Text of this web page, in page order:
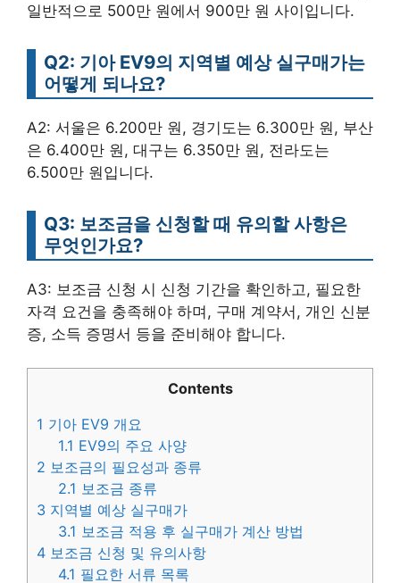
일반적으로 500만 원에서 900만 원 사이입니다.
Q2: 기아 EV9의 지역별 예상 실구매가는
어떻게 되나요?
A2: 서울은 6.200만 원, 경기도는 6.300만 원, 부산
은 6.400만 원, 대구는 6.350만 원, 전라도는
6.500만 원입니다.
Q3: 보조금을 신청할 때 유의할 사항은
무엇인가요?
A3: 보조금 신청 시 신청 기간을 확인하고, 필요한
자격 요건을 충족해야 하며, 구매 계약서, 개인 신분
증, 소득 증명서 등을 준비해야 합니다.
Contents
1 기아 EV9 개요
1.1 EV9의 주요 사양
2 보조금의 필요성과 종류
2.1 보조금 종류
3 지역별 예상 실구매가
3.1 보조금 적용 후 실구매가 계산 방법
4 보조금 신청 및 유의사항
4.1 필요한 서류 목록